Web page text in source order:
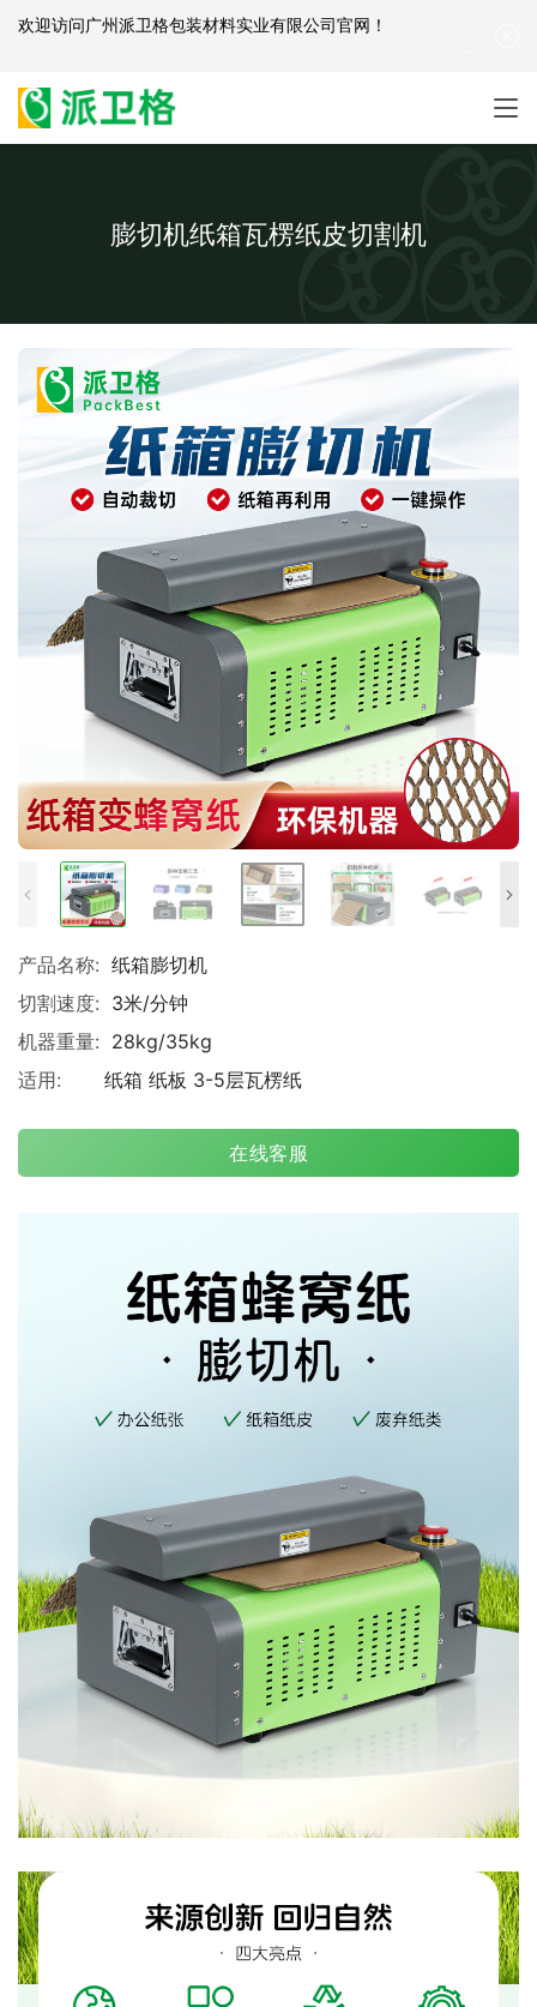
膨切机纸箱瓦楞纸皮切割机
产品名称: 纸箱膨切机
切割速度: 3米/分钟
机器重量: 28kg/35kg
适用:
纸箱 纸板 3-5层瓦楞纸
在线客服
欢迎访问广州派卫格包装材料实业有限公司官网 ！